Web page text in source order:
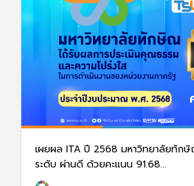
เผยผล ITA ปี 2568 มหาวิทยาลัยทักษิ
ระดับ ผ่านดี ด้วยคะแนน 91.68...